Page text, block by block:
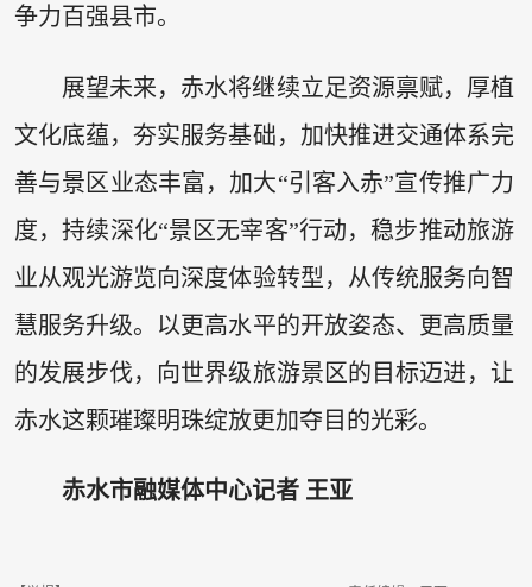
争力百强县市。
展望未来，赤水将继续立足资源禀赋，厚植
文化底蕴，夯实服务基础，加快推进交通体系完
善与景区业态丰富，加大“引客入赤”宣传推广力
度，持续深化“景区无宰客”行动，稳步推动旅游
业从观光游览向深度体验转型，从传统服务向智
慧服务升级。以更高水平的开放姿态、更高质量
的发展步伐，向世界级旅游景区的目标迈进，让
赤水这颗璀璨明珠绽放更加夺目的光彩。
赤水市融媒体中心记者 王亚